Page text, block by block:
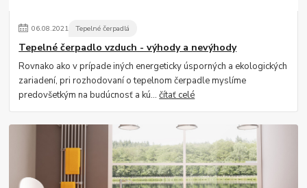
06.08.2021 Tepelné čerpadlá
Tepelné čerpadlo vzduch - výhody a nevýhody
Rovnako ako v prípade iných energeticky úsporných a ekologických
zariadení, pri rozhodovaní o tepelnom čerpadle myslíme
predovšetkým na budúcnosť a kú...čítať celé